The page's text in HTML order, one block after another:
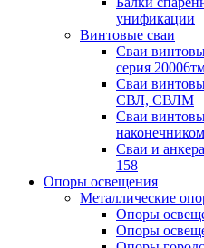
унификации
Винтовые сваи
Сваи
серия
Сваи
СВЛ, СВЛМ
Сваи
Сваи и
158
Опоры освещения
Металлические
Опоры
Опоры